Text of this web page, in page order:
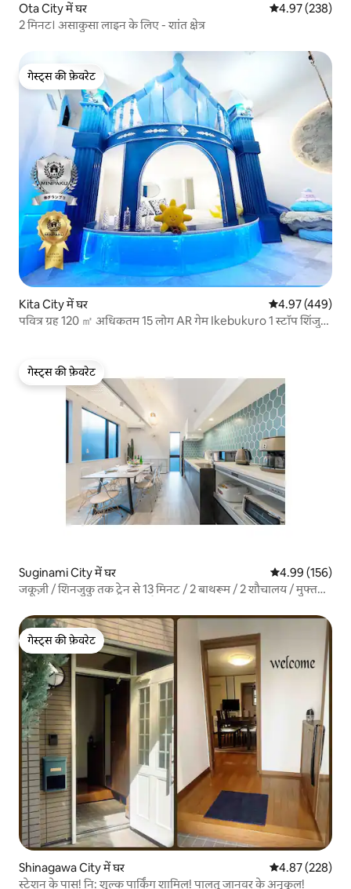
Ota City में घर औसत रेटिंग 5 में से
4.97 (238)
2 मिनट। असाकुसा लाइन के लिए - शांत क्षेत्र
गेस्ट्स की फ़ेवरेट
गेस्ट्स की फ़ेवरेट
Kita City में घर औसत रेटिंग 5 में से
4.97 (449)
पवित्र ग्रह 120 ㎡ अधिकतम 15 लोग AR गेम Ikebukuro 1 स्टॉप शिंजुकु
गेस्ट्स की फ़ेवरेट
गेस्ट्स की फ़ेवरेट
Suginami City में घर औसत रेटिंग 5 में से
4.99 (156)
जकूज़ी / शिनजुकु तक ट्रेन से 13 मिनट / 2 बाथरूम / 2 शौचालय / मुफ्त
गेस्ट्स की फ़ेवरेट
गेस्ट्स की फ़ेवरेट
Shinagawa City में घर औसत रेटिंग 5 में से
4.87 (228)
स्टेशन के पास! नि: शुल्क पार्किंग शामिल! पालतू जानवर के अनुकूल!